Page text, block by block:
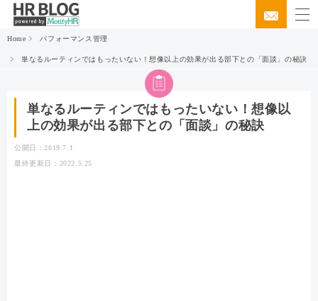
Home パフォーマンス管理
単なるルーティンではもったいない！想像以上の効果が出る部下との「面談」の秘訣
単なるルーティンではもったいない！想像以
上の効果が出る部下との「面談」の秘訣
公開日：2019.7.1
最終更新日：2022.5.25